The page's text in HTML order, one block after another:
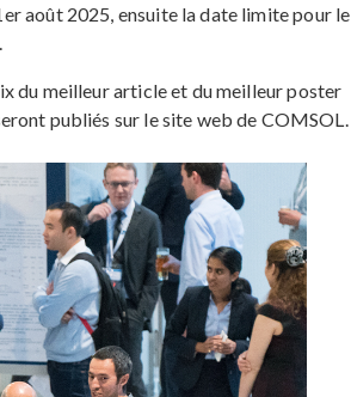
août 2025, ensuite la date limite pour le
du meilleur article et du meilleur poster
publiés sur le site web de COMSOL.